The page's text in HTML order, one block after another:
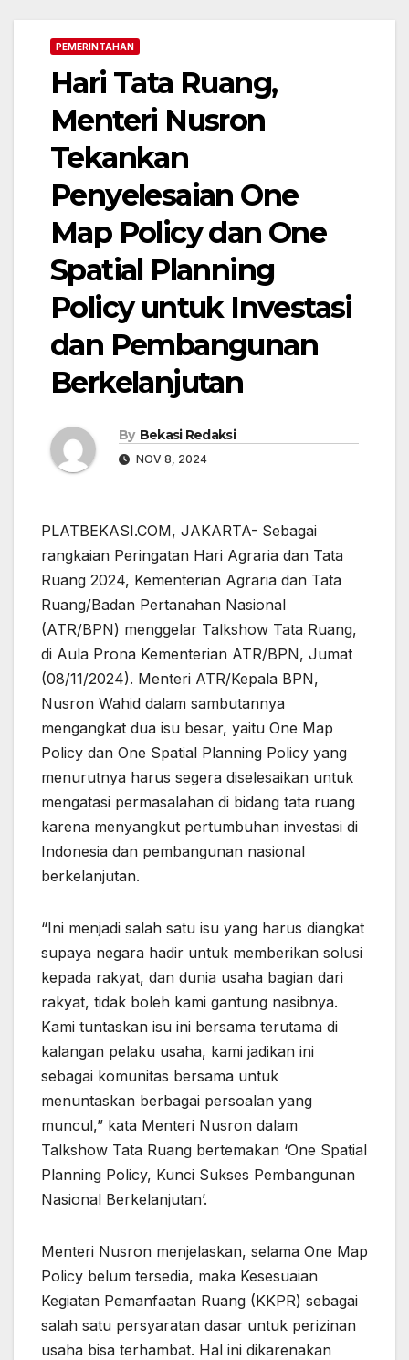
PEMERINTAHAN
Hari Tata Ruang,
Menteri Nusron
Tekankan
Penyelesaian One
Map Policy dan One
Spatial Planning
Policy untuk Investasi
dan Pembangunan
Berkelanjutan
By Bekasi Redaksi
NOV 8, 2024
PLATBEKASI.COM, JAKARTA- Sebagai
rangkaian Peringatan Hari Agraria dan Tata
Ruang 2024, Kementerian Agraria dan Tata
Ruang/Badan Pertanahan Nasional
(ATR/BPN) menggelar Talkshow Tata Ruang,
di Aula Prona Kementerian ATR/BPN, Jumat
(08/11/2024). Menteri ATR/Kepala BPN,
Nusron Wahid dalam sambutannya
mengangkat dua isu besar, yaitu One Map
Policy dan One Spatial Planning Policy yang
menurutnya harus segera diselesaikan untuk
mengatasi permasalahan di bidang tata ruang
karena menyangkut pertumbuhan investasi di
Indonesia dan pembangunan nasional
berkelanjutan.
“Ini menjadi salah satu isu yang harus diangkat
supaya negara hadir untuk memberikan solusi
kepada rakyat, dan dunia usaha bagian dari
rakyat, tidak boleh kami gantung nasibnya.
Kami tuntaskan isu ini bersama terutama di
kalangan pelaku usaha, kami jadikan ini
sebagai komunitas bersama untuk
menuntaskan berbagai persoalan yang
muncul,” kata Menteri Nusron dalam
Talkshow Tata Ruang bertemakan ‘One Spatial
Planning Policy, Kunci Sukses Pembangunan
Nasional Berkelanjutan’.
Menteri Nusron menjelaskan, selama One Map
Policy belum tersedia, maka Kesesuaian
Kegiatan Pemanfaatan Ruang (KKPR) sebagai
salah satu persyaratan dasar untuk perizinan
usaha bisa terhambat. Hal ini dikarenakan